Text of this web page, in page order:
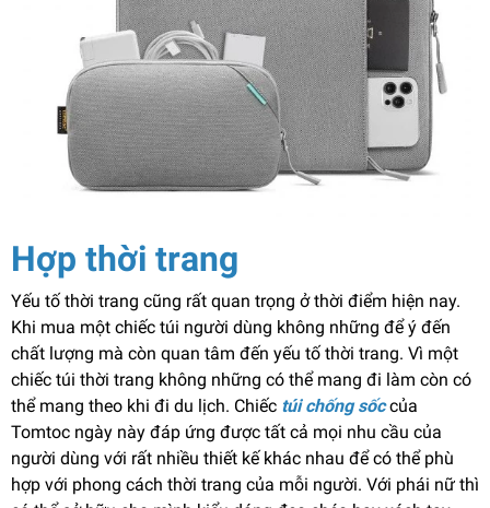
Hợp thời trang
Yếu tố thời trang cũng rất quan trọng ở thời điểm hiện nay.
Khi mua một chiếc túi người dùng không những để ý đến
chất lượng mà còn quan tâm đến yếu tố thời trang. Vì một
chiếc túi thời trang không những có thể mang đi làm còn có
thể mang theo khi đi du lịch. Chiếc túi chống sốccủa
Tomtoc ngày này đáp ứng được tất cả mọi nhu cầu của
người dùng với rất nhiều thiết kế khác nhau để có thể phù
hợp với phong cách thời trang của mỗi người. Với phái nữ thì